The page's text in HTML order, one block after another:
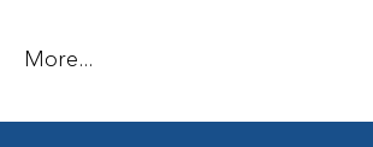
More...